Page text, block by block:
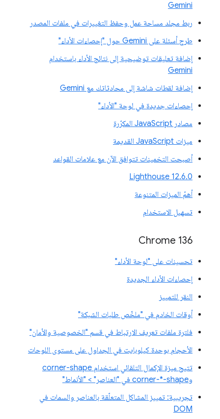
Gemini
ربط مجلد مساحة عمل وحفظ التغييرات في ملفات المصدر
طرح أسئلة على Gemini حول "إحصاءات الأداء"
إضافة تعليقات توضيحية إلى نتائج الأداء باستخدام
Gemini
إضافة لقطات شاشة إلى محادثاتك مع Gemini
إحصاءات جديدة في لوحة "الأداء"
مصادر JavaScript المكرّرة
ميزات JavaScript القديمة
أصبحت التخمينات تتوافق الآن مع علامات القواعد
‫Lighthouse 12.6.0
أهمّ الميزات المتنوعة
تسهيل الاستخدام
Chrome 136
تحسينات على "لوحة الأداء"
إحصاءات الأداء الجديدة
النقر للتمييز
أوقات الخادم في "ملخّص طلبات الشبكة"
فلترة ملفات تعريف الارتباط في قسم "الخصوصية والأمان"
الأحجام بوحدة كيلوبايت في الجداول على مستوى اللوحات
تتيح ميزة الإكمال التلقائي استخدام corner-shape
وcorner-*-shape في "العناصر" > "الأنماط"
تجريبية: تمييز المشاكل المتعلّقة بالعناصر والسمات في
DOM